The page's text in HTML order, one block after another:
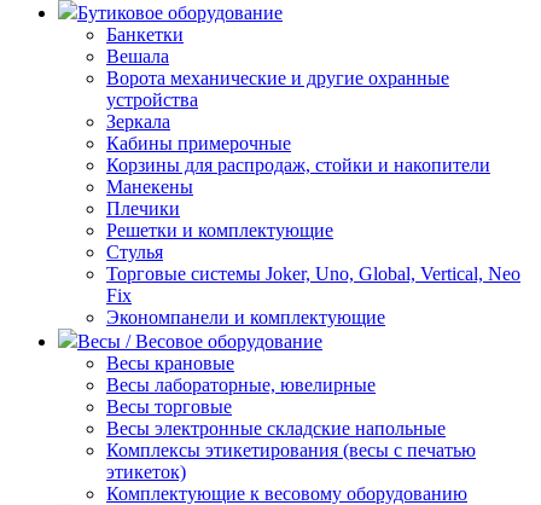
Бутиковое оборудование
Банкетки
Вешала
Ворота механические и другие охранные
устройства
Зеркала
Кабины примерочные
Корзины для распродаж, стойки и накопители
Манекены
Плечики
Решетки и комплектующие
Стулья
Торговые системы Joker, Uno, Global, Vertical, Neo
Fix
Экономпанели и комплектующие
Весы / Весовое оборудование
Весы крановые
Весы лабораторные, ювелирные
Весы торговые
Весы электронные складские напольные
Комплексы этикетирования (весы с печатью
этикеток)
Комплектующие к весовому оборудованию